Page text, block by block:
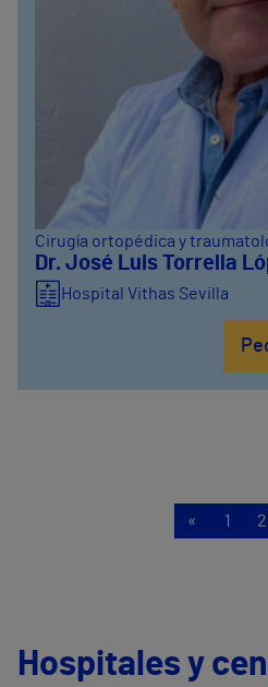
Cirugía ortopédica y
Dr. José Luis Torrella
Hospital Vithas Sevilla
« 1 2
Hospitales y